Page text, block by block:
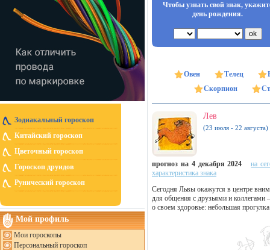
Зодиакальный гороскоп
Китайский гороскоп
Цветочный гороскоп
Гороскоп друидов
Рунический гороскоп
Мой профиль
Мои гороскопы
Персональный гороскоп
Чтобы узнать свой знак,
день рождения.
Овен Телец
Скорпион
Лев
(23 июля - 22 августа)
прогноз на 4 декабря 2024
на
характеристика знака
Сегодня Львы окажутся в центре
для общения с друзьями и коллегами
о своем здоровье: небольшая